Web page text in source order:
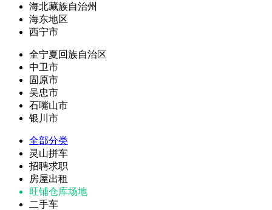
海北藏族自治州
海东地区
西宁市
全宁夏回族自治区
中卫市
固原市
吴忠市
石嘴山市
银川市
全部分类
灵山拼车
招聘求职
房屋出租
旺铺仓库场地
二手车